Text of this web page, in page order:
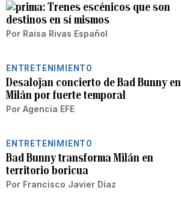
Trenes escénicos que son
destinos en sí mismos
Por Raisa Rivas Español
ENTRETENIMIENTO
Desalojan concierto de Bad Bunny en
Milán por fuerte temporal
Por Agencia EFE
ENTRETENIMIENTO
Bad Bunny transforma Milán en
territorio boricua
Por Francisco Javier Díaz